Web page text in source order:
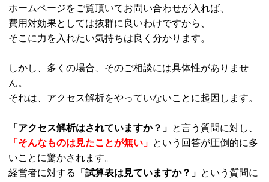
ホームページをご覧頂いてお問い合わせが入れば、
費用対効果としては抜群に良いわけですから、
そこに力を入れたい気持ちは良く分かります。
しかし、多くの場合、そのご相談には具体性がありませ
ん。
それは、アクセス解析をやっていないことに起因します。
「アクセス解析はされていますか？」 と言う質問に対し、
「そんなものは見たことが無い」 という回答が圧倒的に多
いことに驚かされます。
経営者に対する
「試算表は見ていますか？」 という質問に